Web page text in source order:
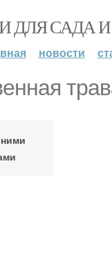
ДЛЯ САДА
новости